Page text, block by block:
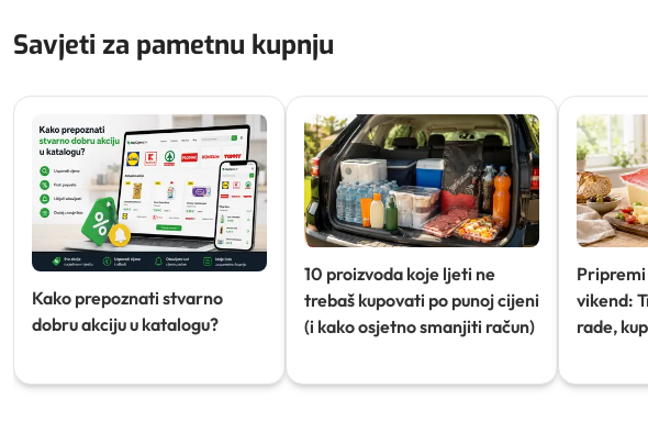
Savjeti za pametnu kupnju
Kako prepoznati stvarno
dobru akciju u katalogu?
10 proizvoda koje ljeti ne
trebaš kupovati po punoj cijeni
(i kako osjetno smanjiti račun)
Pripremi
vikend:
rade,